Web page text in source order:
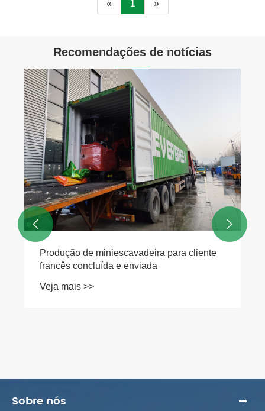
« 1 »
Recomendações de notícias
Produção de miniescavadeira para cliente
francês concluída e enviada
Veja mais >>
 
Sobre nós